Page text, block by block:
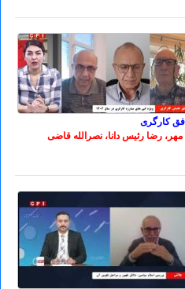
کارگری
رضا رئیس دانا، نصرالله قاضی